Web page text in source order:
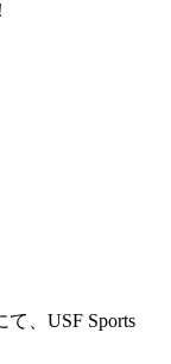
、USF Sports